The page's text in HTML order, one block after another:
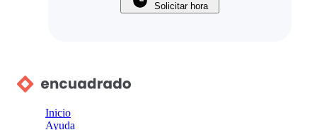
Solicitar hora
Inicio
Ayuda